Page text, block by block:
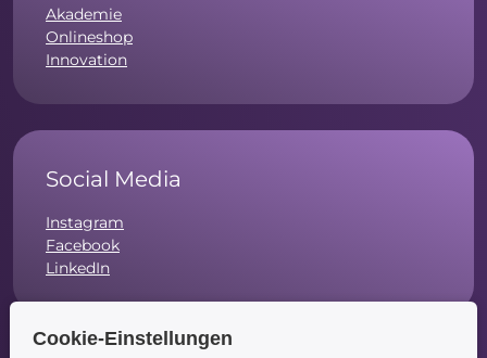
Akademie
Onlineshop
Innovation
Social Media
Instagram
Facebook
LinkedIn
Cookie-Einstellungen